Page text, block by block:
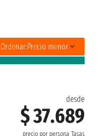
Ordenar:Precio menor
desde
$ 37.689
precio por persona Tasas